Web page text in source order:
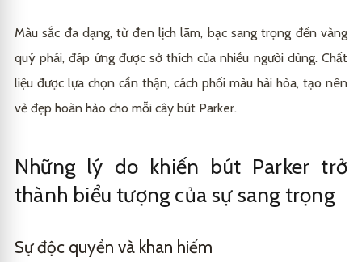
Màu sắc đa dạng, từ đen lịch lãm, bạc sang trọng đến vàng
quý phái, đáp ứng được sở thích của nhiều người dùng. Chất
liệu được lựa chọn cẩn thận, cách phối màu hài hòa, tạo nên
vẻ đẹp hoàn hảo cho mỗi cây bút Parker.
Những lý do khiến bút Parker trở
thành biểu tượng của sự sang trọng
Sự độc quyền và khan hiếm